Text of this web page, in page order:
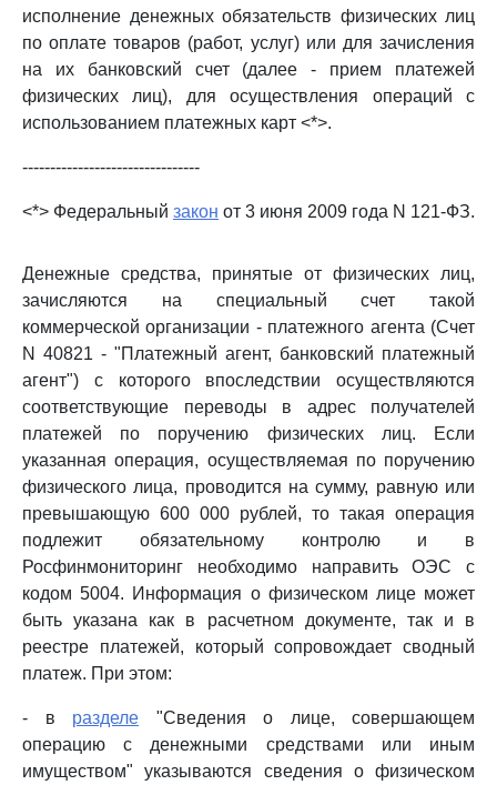
исполнение денежных обязательств физических лиц
по оплате товаров (работ, услуг) или для зачисления
на их банковский счет (далее - прием платежей
физических лиц), для осуществления операций с
использованием платежных карт <*>.
--------------------------------
<*> Федеральный закон от 3 июня 2009 года N 121-ФЗ.
Денежные средства, принятые от физических лиц,
зачисляются на специальный счет такой
коммерческой организации - платежного агента (Счет
N 40821 - "Платежный агент, банковский платежный
агент") с которого впоследствии осуществляются
соответствующие переводы в адрес получателей
платежей по поручению физических лиц. Если
указанная операция, осуществляемая по поручению
физического лица, проводится на сумму, равную или
превышающую 600 000 рублей, то такая операция
подлежит обязательному контролю и в
Росфинмониторинг необходимо направить ОЭС с
кодом 5004. Информация о физическом лице может
быть указана как в расчетном документе, так и в
реестре платежей, который сопровождает сводный
платеж. При этом:
- в разделе "Сведения о лице, совершающем
операцию с денежными средствами или иным
имуществом" указываются сведения о физическом